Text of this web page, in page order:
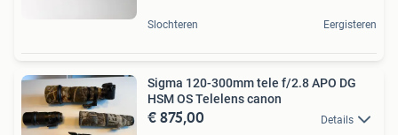
Slochteren Eergisteren
Sigma 120-300mm tele f/2.8 APO DG
HSM OS Telelens canon
€ 875,00 Details